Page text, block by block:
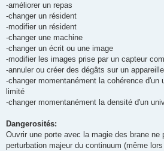
-améliorer un repas
-changer un résident
-modifier un résident
-changer une machine
-changer un écrit ou une image
-modifier les images prise par un capteur
-annuler ou créer des dégâts sur un appareille
-changer momentanément la cohérence d'un
limité
-changer momentanément la densité d'un
Dangerosités:
Ouvrir une porte avec la magie des brane ne
perturbation majeur du continuum (même